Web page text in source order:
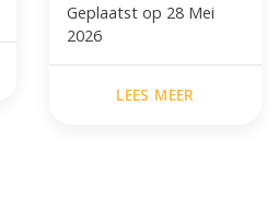
vachtkleed?
Geplaatst op 28 Mei
2026
LEES MEER